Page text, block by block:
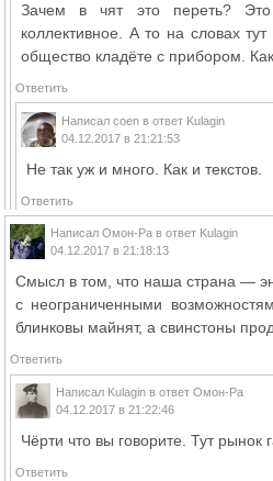
Зачем в чят это переть? Это
коллективное. А то на словах
общество кладёте с прибором. Как
Ответить
Написал coen в ответ Kulagin
04.12.2017 в 21:21:53
Не так уж и много. Как и текстов.
Ответить
Написал Омон-Ра в ответ Kulagin
04.12.2017 в 21:18:13
Смысл в том, что наша страна —
с неограниченными
блинковы майнят, а свинстоны
Ответить
Написал Kulagin в ответ Омон-Ра
04.12.2017 в 21:22:46
Чёрти что вы говорите. Тут рынок
Ответить